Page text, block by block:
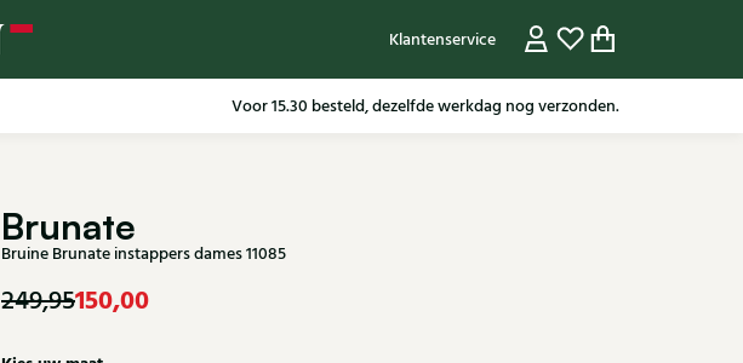
Klantenservice
Gratis verzending in NL vanaf 79,95* m.u.v sale artikelen.
Brunate
Bruine Brunate instappers dames 11085
249,95150,00